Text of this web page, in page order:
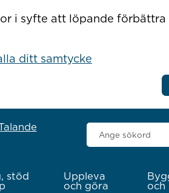
i syfte att löpande
ditt samtycke
Sök
här
stöd
Uppleva
och göra
och